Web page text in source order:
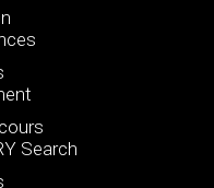
Search